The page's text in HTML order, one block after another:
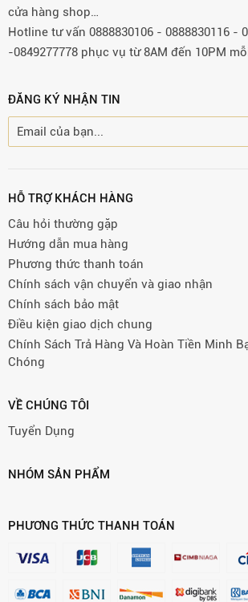
cửa hàng shop…
Hotline tư vấn 0888830106 - 0888830116 -
-0849277778 phục vụ từ 8AM đến 10PM
ĐĂNG KÝ NHẬN TIN
HỖ TRỢ KHÁCH HÀNG
Câu hỏi thường gặp
Hướng dẫn mua hàng
Phương thức thanh toán
Chính sách vận chuyển và giao nhận
Chính sách bảo mật
Điều kiện giao dịch chung
Chính Sách Trả Hàng Và Hoàn Tiền Minh
Chóng
VỀ CHÚNG TÔI
Tuyển Dụng
NHÓM SẢN PHẨM
PHƯƠNG THỨC THANH TOÁN